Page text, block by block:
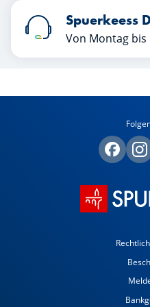
Spuerkeess
Von Montag bis